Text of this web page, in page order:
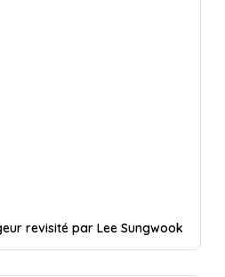
revisité par Lee Sungwook